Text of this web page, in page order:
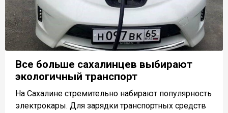
Все больше сахалинцев выбирают
экологичный транспорт
На Сахалине стремительно набирают популярность
электрокары. Для зарядки транспортных средств